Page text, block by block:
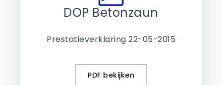
DOP Betonzaun
Prestatieverklaring 22-05-2015
PDF bekijken